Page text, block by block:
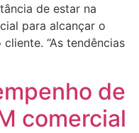
de estar na
para alcançar o
“As tendências
de
comercial